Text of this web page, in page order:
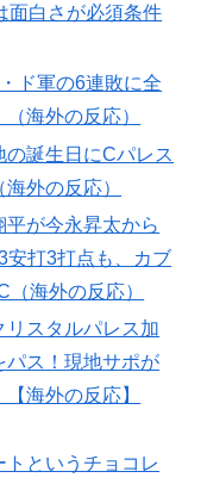
スで旅をする【な
ッダよ！ 寝てお
タルパレス加入が
地サポが歓迎！ア
応】
た」2002年と
の子と女の子が受
ァンが考える本命
作り込みが半端じ
面白さが必須条件
ド軍の6連敗に全
海外の反応）
誕生日にCパレス
外の反応）
平が今永昇太から
安打3打点も、カブ
海外の反応）
スタルパレス加
パス！現地サポが
海外の反応】
というチョコレ